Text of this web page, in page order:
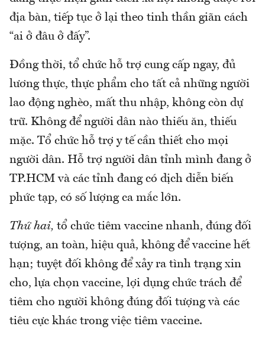
địa bàn, tiếp tục ở lại theo tinh thần giãn cách
“ai ở đâu ở đấy”.
Đồng thời, tổ chức hỗ trợ cung cấp ngay, đủ
lương thực, thực phẩm cho tất cả những người
lao động nghèo, mất thu nhập, không còn dự
trữ. Không để người dân nào thiếu ăn, thiếu
mặc. Tổ chức hỗ trợ y tế cần thiết cho mọi
người dân. Hỗ trợ người dân tỉnh mình đang ở
TP.HCM và các tỉnh đang có dịch diễn biến
phức tạp, có số lượng ca mắc lớn.
Thứ hai, tổ chức tiêm vaccine nhanh, đúng đối
tượng, an toàn, hiệu quả, không để vaccine hết
hạn; tuyệt đối không để xảy ra tình trạng xin
cho, lựa chọn vaccine, lợi dụng chức trách để
tiêm cho người không đúng đối tượng và các
tiêu cực khác trong việc tiêm vaccine.